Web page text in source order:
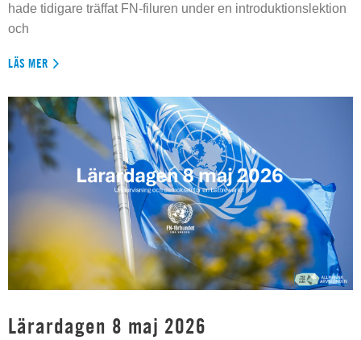
hade tidigare träffat FN-filuren under en introduktionslektion
och
LÄS MER
Lärardagen 8 maj 2026